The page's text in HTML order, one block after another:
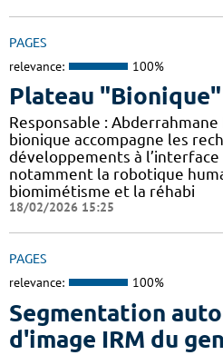
PAGES
relevance: 100%
Plateau "Bionique"
Responsable : Abderrahmane
bionique accompagne les
développements à
notamment la robotique
biomimétisme et la réhabi
18/02/2026 15:25
PAGES
relevance: 100%
Segmentation
d'image IRM du